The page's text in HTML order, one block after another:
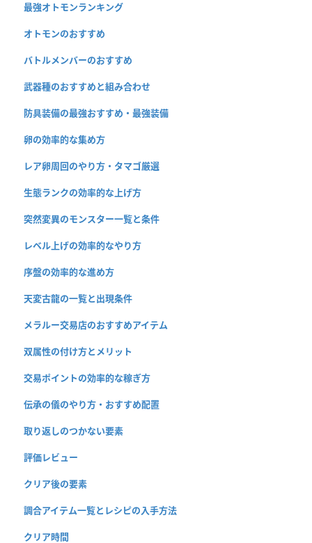
最強オトモンランキング
オトモンのおすすめ
バトルメンバーのおすすめ
武器種のおすすめと組み合わせ
防具装備の最強おすすめ・最強装備
卵の効率的な集め方
レア卵周回のやり方・タマゴ厳選
生態ランクの効率的な上げ方
突然変異のモンスター一覧と条件
レベル上げの効率的なやり方
序盤の効率的な進め方
天変古龍の一覧と出現条件
メラルー交易店のおすすめアイテム
双属性の付け方とメリット
交易ポイントの効率的な稼ぎ方
伝承の儀のやり方・おすすめ配置
取り返しのつかない要素
評価レビュー
クリア後の要素
調合アイテム一覧とレシピの入手方法
クリア時間